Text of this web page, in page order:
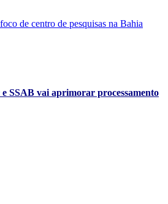
de centro de pesquisas na Bahia
SSAB vai aprimorar processamento